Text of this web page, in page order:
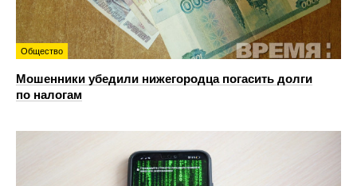
Общество
Мошенники убедили нижегородца погасить долги
по налогам